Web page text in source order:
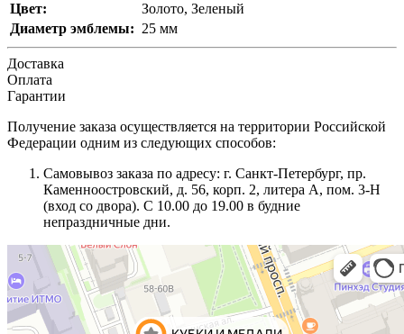
Цвет:
Золото, Зеленый
Диаметр эмблемы: 25 мм
Доставка
Оплата
Гарантии
Получение заказа осуществляется на территории Российской
Федерации одним из следующих способов:
Самовывоз заказа по адресу: г. Санкт-Петербург, пр.
Каменноостровский, д. 56, корп. 2, литера А, пом. 3-Н
(вход со двора). С 10.00 до 19.00 в будние
непраздничные дни.